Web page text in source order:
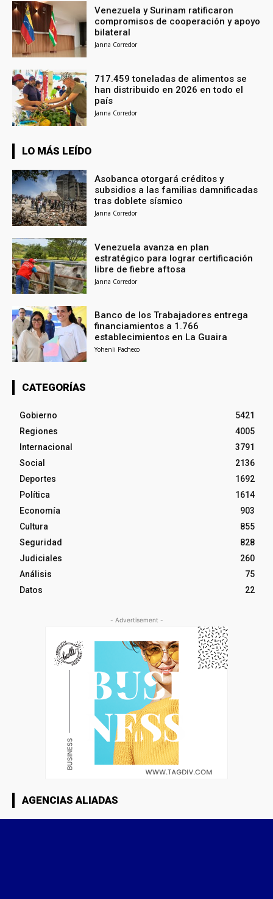
Venezuela y Surinam ratificaron
compromisos de cooperación y apoyo
bilateral
Janna Corredor
717.459 toneladas de alimentos se
han distribuido en 2026 en todo el
país
Janna Corredor
LO MÁS LEÍDO
Asobanca otorgará créditos y
subsidios a las familias damnificadas
tras doblete sísmico
Janna Corredor
Venezuela avanza en plan
estratégico para lograr certificación
libre de fiebre aftosa
Janna Corredor
Banco de los Trabajadores entrega
financiamientos a 1.766
establecimientos en La Guaira
Yohenli Pacheco
CATEGORÍAS
Gobierno
5421
Regiones
4005
Internacional
3791
Social
2136
Deportes
1692
Política
1614
Economía
903
Cultura
855
Seguridad
828
Judiciales
260
Análisis
75
Datos
22
- Advertisement -
AGENCIAS ALIADAS